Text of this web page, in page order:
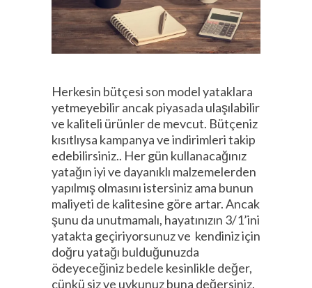
Herkesin bütçesi son model yataklara
yetmeyebilir ancak piyasada ulaşılabilir
ve kaliteli ürünler de mevcut. Bütçeniz
kısıtlıysa kampanya ve indirimleri takip
edebilirsiniz.. Her gün kullanacağınız
yatağın iyi ve dayanıklı malzemelerden
yapılmış olmasını istersiniz ama bunun
maliyeti de kalitesine göre artar. Ancak
şunu da unutmamalı, hayatınızın 3/1’ini
yatakta geçiriyorsunuz ve kendiniz için
doğru yatağı bulduğunuzda
ödeyeceğiniz bedele kesinlikle değer,
çünkü siz ve uykunuz buna değersiniz.